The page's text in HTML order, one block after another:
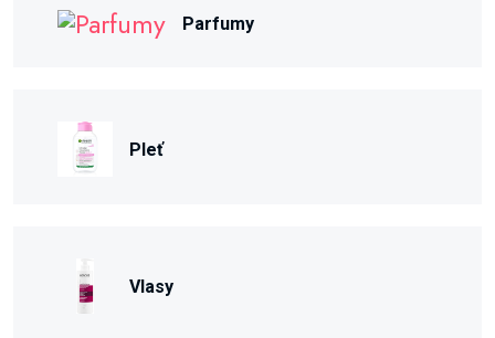
Parfumy
Pleť
Vlasy